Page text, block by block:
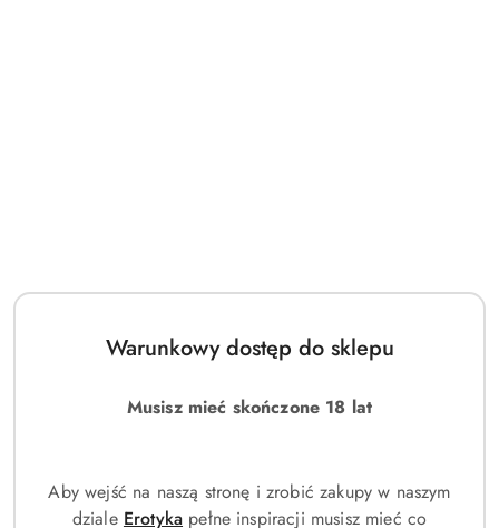
Warunkowy dostęp do sklepu
Musisz mieć skończone 18 lat
Aby wejść na naszą stronę i zrobić zakupy w naszym
dziale Erotyka pełne inspiracji musisz mieć co